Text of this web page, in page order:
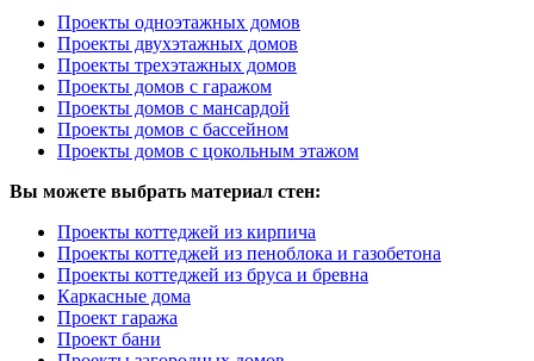
Проекты одноэтажных домов
Проекты двухэтажных домов
Проекты трехэтажных домов
Проекты домов с гаражом
Проекты домов с мансардой
Проекты домов с бассейном
Проекты домов с цокольным этажом
Вы можете выбрать материал стен:
Проекты коттеджей из кирпича
Проекты коттеджей из пеноблока и газобетона
Проекты коттеджей из бруса и бревна
Каркасные дома
Проект гаража
Проект бани